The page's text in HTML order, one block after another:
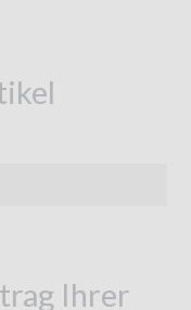
Ihrer